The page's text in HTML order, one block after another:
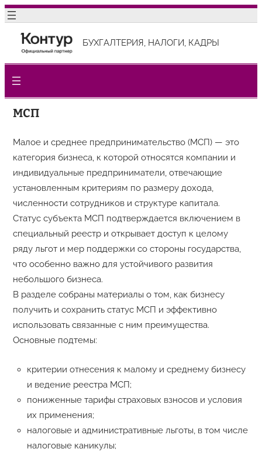
Перейти
содержимому
БУХГАЛТЕРИЯ, НАЛОГИ, КАДРЫ
МСП
Малое и среднее предпринимательство (МСП) — это
категория бизнеса, к которой относятся компании и
индивидуальные предприниматели, отвечающие
установленным критериям по размеру дохода,
численности сотрудников и структуре капитала.
Статус субъекта МСП подтверждается включением в
специальный реестр и открывает доступ к целому
ряду льгот и мер поддержки со стороны государства,
что особенно важно для устойчивого развития
небольшого бизнеса.
В разделе собраны материалы о том, как бизнесу
получить и сохранить статус МСП и эффективно
использовать связанные с ним преимущества.
Основные подтемы:
критерии отнесения к малому и среднему бизнесу
и ведение реестра МСП;
пониженные тарифы страховых взносов и условия
их применения;
налоговые и административные льготы, в том числе
налоговые каникулы;